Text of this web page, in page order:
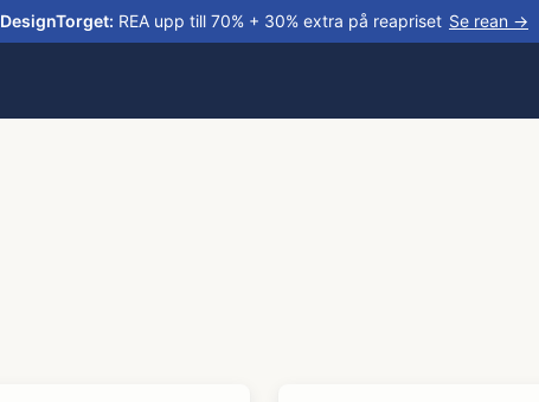
DesignTorget: REA upp till 70% + 30% extra på reapriset Se rean →